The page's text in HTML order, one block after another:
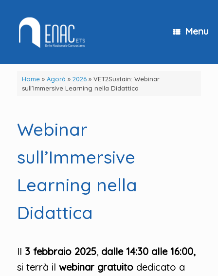
contenuto
Menu
Home» Agorà » 2026» VET2Sustain: Webinar
sull’Immersive Learning nella Didattica
Webinar
sull’Immersive
Learning nella
Didattica
Il 3 febbraio 2025, dalle 14:30 alle 16:00,
si terrà il webinar gratuito dedicato a